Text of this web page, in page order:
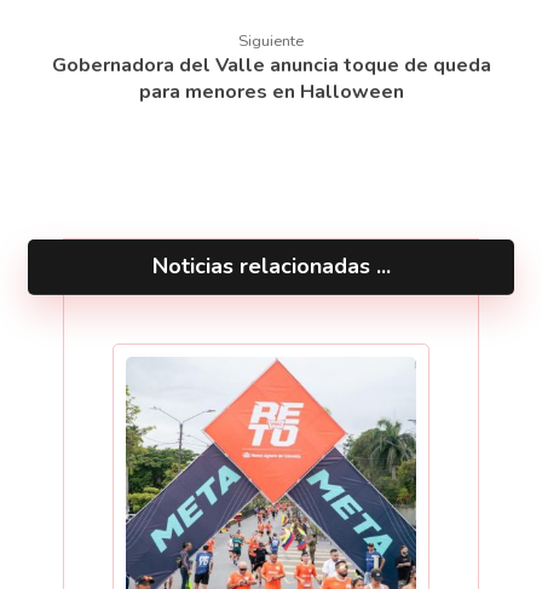
Siguiente
Gobernadora del Valle anuncia toque de queda
para menores en Halloween
Noticias relacionadas ...